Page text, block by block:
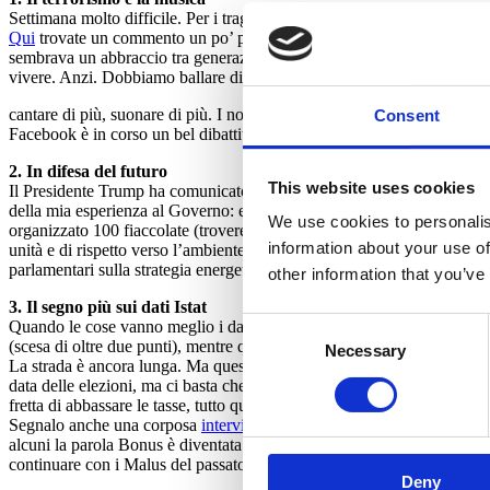
Consent
This website uses cookies
We use cookies to
information about your use
other information that
Consent
Selection
Necessary
Deny
Settimana molto difficile. Per i tragici eventi di Londra, soprattutto.
Qui trovate un commento un po’ pensieroso, da padre prima
sembrava un abbraccio tra generazioni nel nome della musica.
vivere. Anzi. Dobbiamo ballare di più,
cantare di più, suonare di più. I nostri valori si difendono vivendo,
Facebook è in corso un bel dibattito su questo tema, vi leggo
2. In difesa del futuro
Il Presidente Trump ha comunicato la decisione americana di non
della mia esperienza al Governo: era evidente, infatti, che stessimo
organizzato 100 fiaccolate (troverete l’elenco sul sito del PD
unità e di rispetto verso l’ambiente. In difesa del futuro, tutto qui.
parlamentari sulla strategia energetica nazionale e di ordini del
3. Il segno più sui dati Istat
Quando le cose vanno meglio i dati Istat non fanno rumore. Grazie
(scesa di oltre due punti), mentre quella giovanile è al 34% (scesa
La strada è ancora lunga. Ma questi dati economici dimostrano che
data delle elezioni, ma ci basta che la prossima legge di bilancio
fretta di abbassare le tasse, tutto qui.
Segnalo anche una corposa intervista economica
alcuni la parola Bonus è diventata negativa. Forse preferivano
continuare con i Malus del passato?